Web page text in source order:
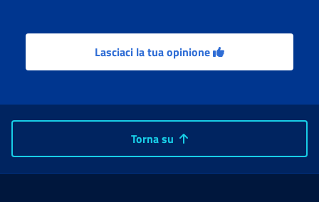
Lasciaci la tua opinione
Torna su